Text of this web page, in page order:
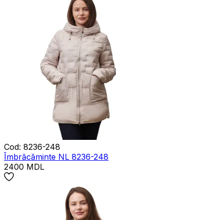
Cod: 8236-248
Îmbrăcăminte NL 8236-248
2400 MDL